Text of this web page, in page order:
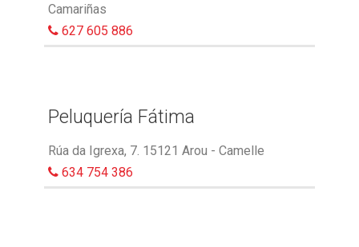
Camariñas
627 605 886
Peluquería Fátima
Rúa da Igrexa, 7. 15121 Arou - Camelle
634 754 386